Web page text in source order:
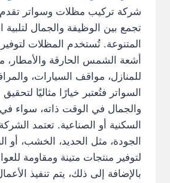
شركة تركيب مظلات وسواتر تقدم
تجمع بين الوظيفة والجمال لتلبية
المتنوعة. تُستخدم المظلات
أشعة الشمس الحارقة والأمطار،
للمنازل، مواقف السيارات،
السواتر فتُعتبر خيارًا مثاليًا
والجمال في الوقت ذاته، سواء
السكنية أو الصناعية. تعتمد
الجودة، مثل الحديد، الخشب، أو
لتوفير منتجات متينة ومقاومة
بالإضافة إلى ذلك، يتم تنفيذ